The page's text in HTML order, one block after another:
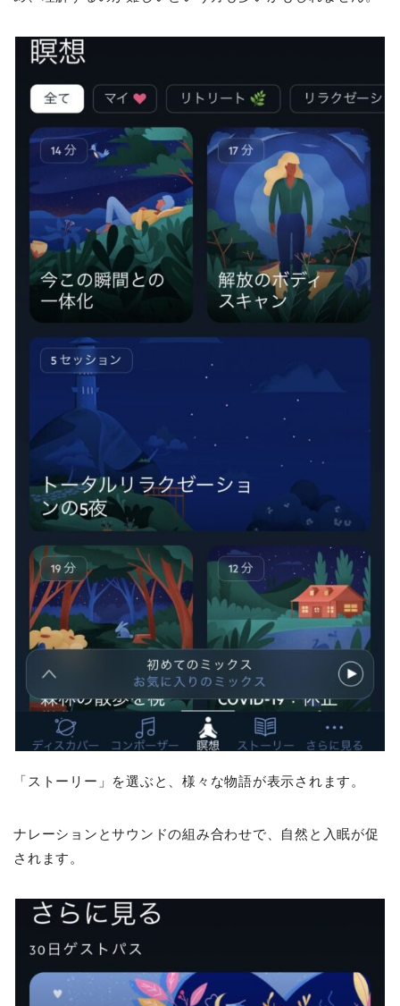
「ストーリー」を選ぶと、様々な物語が表示されます。
ナレーションとサウンドの組み合わせで、自然と入眠が促
されます。